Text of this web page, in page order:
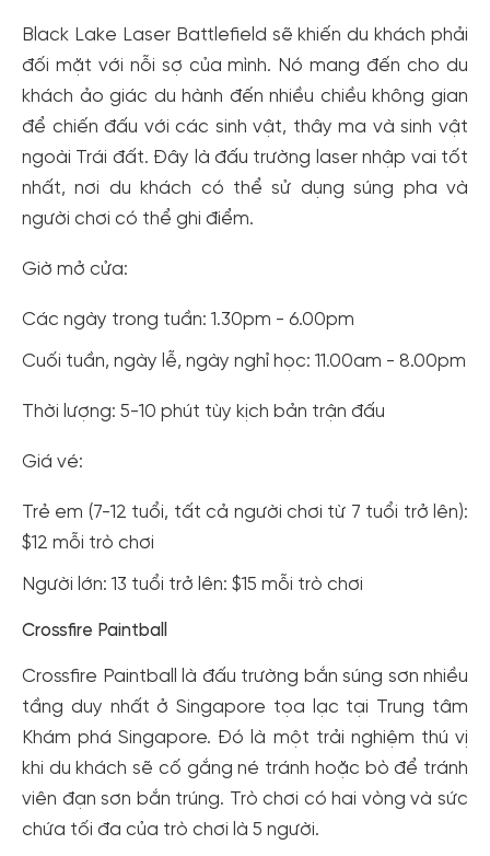
Black Lake Laser Battlefield sẽ khiến du khách phải
đối mặt với nỗi sợ của mình. Nó mang đến cho du
khách ảo giác du hành đến nhiều chiều không gian
để chiến đấu với các sinh vật, thây ma và sinh vật
ngoài Trái đất. Đây là đấu trường laser nhập vai tốt
nhất, nơi du khách có thể sử dụng súng pha và
người chơi có thể ghi điểm.
Giờ mở cửa:
Các ngày trong tuần: 1.30pm - 6.00pm
Cuối tuần, ngày lễ, ngày nghỉ học: 11.00am - 8.00pm
Thời lượng: 5-10 phút tùy kịch bản trận đấu
Giá vé:
Trẻ em (7-12 tuổi, tất cả người chơi từ 7 tuổi trở lên):
$12 mỗi trò chơi
Người lớn: 13 tuổi trở lên: $15 mỗi trò chơi
Crossfire Paintball
Crossfire Paintball là đấu trường bắn súng sơn nhiều
tầng duy nhất ở Singapore tọa lạc tại Trung tâm
Khám phá Singapore. Đó là một trải nghiệm thú vị
khi du khách sẽ cố gắng né tránh hoặc bò để tránh
viên đạn sơn bắn trúng. Trò chơi có hai vòng và sức
chứa tối đa của trò chơi là 5 người.